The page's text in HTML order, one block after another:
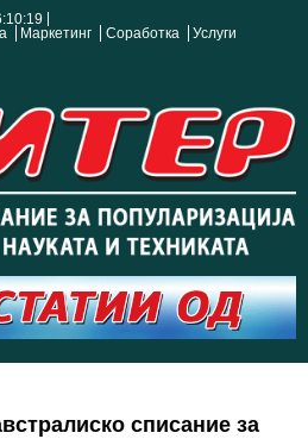
Маркетинг Соработка
Услуги
списание за